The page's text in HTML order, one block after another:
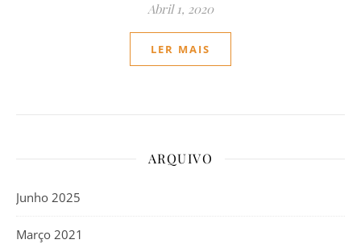
Abril 1, 2020
LER MAIS
ARQUIVO
Junho 2025
Março 2021